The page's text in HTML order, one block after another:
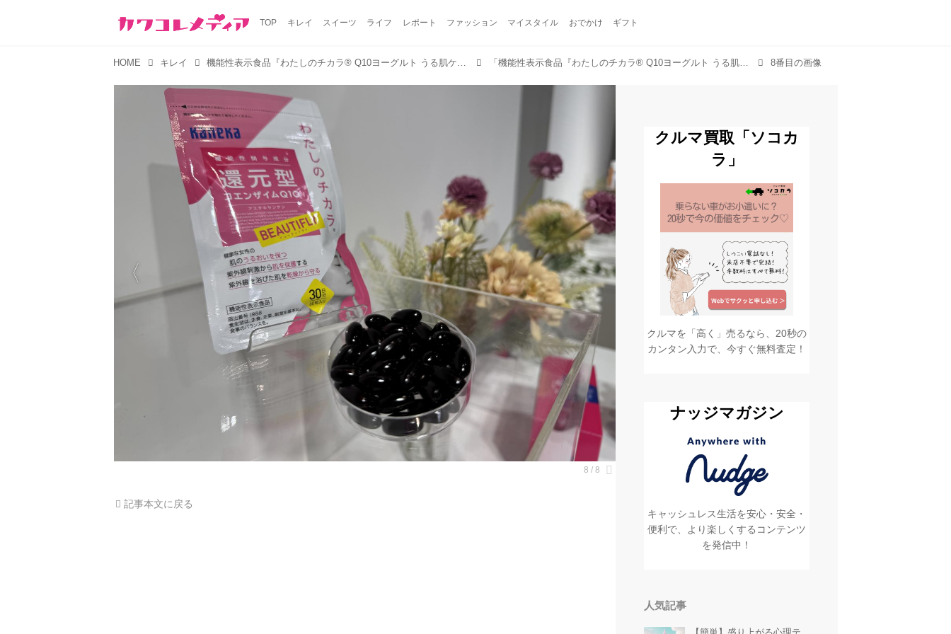
TOP キレイ スイーツ ライフ レポート ファッション マイスタイル おでかけ ギフト
HOME キレイ 機能性表示食品『わたしのチカラ® Q10ヨーグルト うる肌ケア・ストレス ドリンクタイプ』を新発売 「機能性表示食品『わたしのチカラ® Q10ヨーグルト うる肌ケア・ストレス ドリンクタイプ』を新発売」のアルバム 8番目の画像
記事本文に戻る
クルマ買取「ソコカ
ラ」
クルマを「高く」売るなら、20秒の
カンタン入力で、今すぐ無料査定！
ナッジマガジン
キャッシュレス生活を安心・安全・
便利で、より楽しくするコンテンツ
を発信中！
人気記事